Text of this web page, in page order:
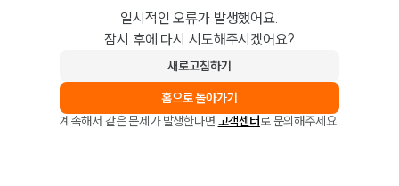
일시적인 오류가 발생했어요.
잠시 후에 다시 시도해주시겠어요?
새로고침하기
홈으로 돌아가기
계속해서 같은 문제가 발생한다면 고객센터로 문의해주세요.